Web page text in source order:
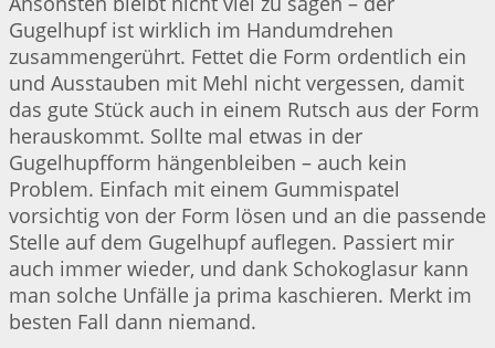
Gugelhupf ist wirklich im Handumdrehen
zusammengerührt. Fettet die Form ordentlich ein
und Ausstauben mit Mehl nicht vergessen, damit
das gute Stück auch in einem Rutsch aus der Form
herauskommt. Sollte mal etwas in der
Gugelhupfform hängenbleiben – auch kein
Problem. Einfach mit einem Gummispatel
vorsichtig von der Form lösen und an die passende
Stelle auf dem Gugelhupf auflegen. Passiert mir
auch immer wieder, und dank Schokoglasur kann
man solche Unfälle ja prima kaschieren. Merkt im
besten Fall dann niemand.